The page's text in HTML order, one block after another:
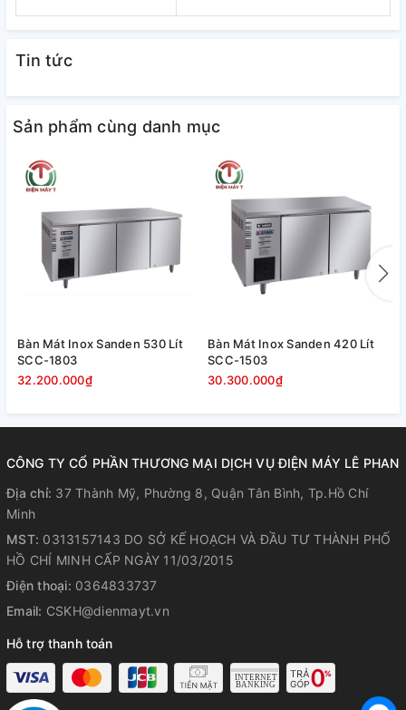
Tin tức
Sản phẩm cùng danh mục
Bàn Mát Inox Sanden 530 Lít
SCC-1803
32.200.000₫
Bàn Mát Inox Sanden 420 Lít
SCC-1503
30.300.000₫
CÔNG TY CỔ PHẦN THƯƠNG MẠI DỊCH VỤ ĐIỆN MÁY LÊ PHAN
Địa chỉ: 37 Thành Mỹ, Phường 8, Quận Tân Bình, Tp.Hồ Chí
Minh
MST: 0313157143 DO SỞ KẾ HOẠCH VÀ ĐẦU TƯ THÀNH PHỐ
HỒ CHÍ MINH CẤP NGÀY 11/03/2015
Điện thoại: 0364833737
Email: CSKH@dienmayt.vn
Hỗ trợ thanh toán